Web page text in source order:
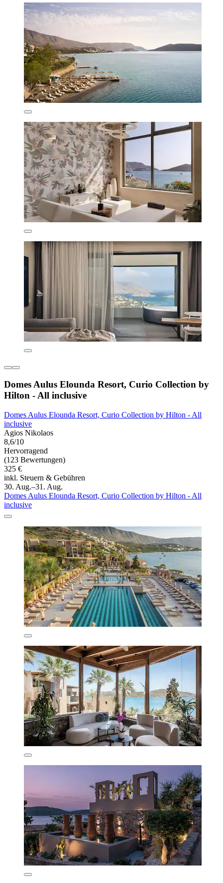
Domes Aulus Elounda Resort, Curio Collection by
Hilton - All inclusive
Domes Aulus Elounda Resort, Curio Collection by Hilton - All
inclusive
Agios Nikolaos
8,6/10
Hervorragend
(123 Bewertungen)
325 €
inkl. Steuern & Gebühren
30. Aug.–31. Aug.
Domes Aulus Elounda Resort, Curio Collection by Hilton - All
inclusive